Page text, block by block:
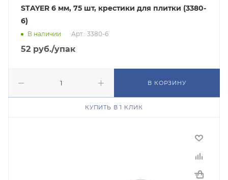
STAYER 6 мм, 75 шт, крестики для плитки (3380-
6)
В наличии Арт.: 3380-6
52 руб./упак
В КОРЗИНУ
КУПИТЬ В 1 КЛИК